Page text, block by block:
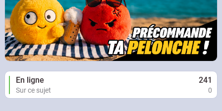
En ligne 241
Sur ce sujet 0